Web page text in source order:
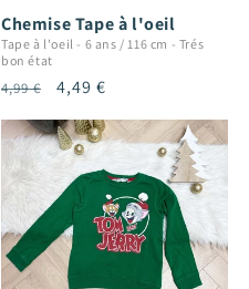
Chemise Tape à l'oeil
Tape à l'oeil - 6 ans / 116 cm - Trés
bon état
Prix
4,99 €
Prix
4,49 €